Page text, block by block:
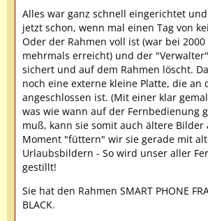
Alles war ganz schnell eingerichtet
jetzt schon, wenn mal einen Tag von
Oder der Rahmen voll ist (war bei
mehrmals erreicht) und der
sichert und auf dem Rahmen löscht.
noch eine externe kleine Platte, die an
angeschlossen ist. (Mit einer klar
was wie wann auf der Fernbedienung
muß, kann sie somit auch ältere Bilder
Moment "füttern" wir sie gerade mit
Urlaubsbildern - So wird unser aller
gestillt!
Sie hat den Rahmen SMART PHONE
BLACK.